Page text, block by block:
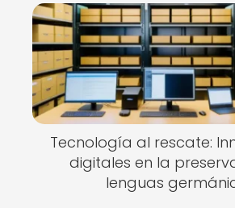
Tecnología al rescate:
digitales en la
lenguas